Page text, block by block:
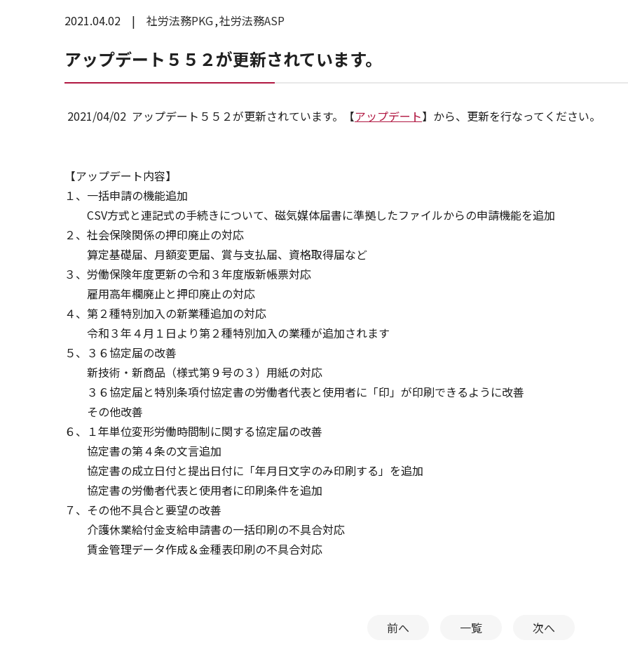
2021.04.02 社労法務PKG 社労法務ASP
アップデート５５２が更新されています。
2021/04/02 アップデート５５２が更新されています。【アップデート】から、更新を行なってください。
【アップデート内容】
１、一括申請の機能追加
CSV方式と連記式の手続きについて、磁気媒体届書に準拠したファイルからの申請機能を追加
２、社会保険関係の押印廃止の対応
算定基礎届、月額変更届、賞与支払届、資格取得届など
３、労働保険年度更新の令和３年度版新帳票対応
雇用高年欄廃止と押印廃止の対応
４、第２種特別加入の新業種追加の対応
令和３年４月１日より第２種特別加入の業種が追加されます
５、３６協定届の改善
新技術・新商品（様式第９号の３）用紙の対応
３６協定届と特別条項付協定書の労働者代表と使用者に「印」が印刷できるように改善
その他改善
６、１年単位変形労働時間制に関する協定届の改善
協定書の第４条の文言追加
協定書の成立日付と提出日付に「年月日文字のみ印刷する」を追加
協定書の労働者代表と使用者に印刷条件を追加
７、その他不具合と要望の改善
介護休業給付金支給申請書の一括印刷の不具合対応
賃金管理データ作成＆金種表印刷の不具合対応
前へ 一覧 次へ